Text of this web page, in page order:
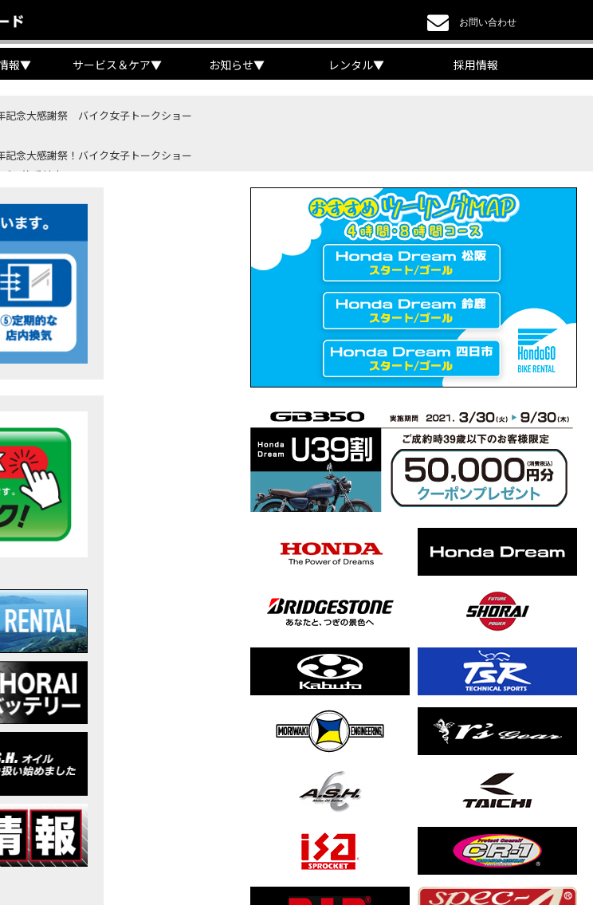
お問い合わせ
報▼ サービス＆ケア▼ お知らせ▼ レンタル▼ 採用情報
記念大感謝祭 バイク女子トークショー
記念大感謝祭！バイク女子トークショー
予約受付中！
鈍感な私が初めて性能を実感した【三重県】【Honda DREAM】
スTSRを一緒に応援しましょう！
お客様のバイクで体感試走
だと思いますか？【ホンダ バイク】【Honda DREAM】【三重県】
ードレース 第47回大会「TSR応援席プレミアムチケット販売開始！」
させる洗車を教えてもらった【プロの裏ワザ】
Twinは女性ライダーでも快適か？四国ツーリング【X-ADVオーナー目線】
いるバイクに試乗したんだけどなめてました・・【Rebel 1100 S Edition Dual Clutch Transmission】
ビゲーションをスキップ 検索 作成 6 アバターの画像 三重県を巡る女性ライダーの4日間！ポケふた全制覇ツーリング Honda CB1000F
ト］2026MIE BIKE FES開催 情報2
ト］2026MIE BIKE FES開催 情報１
実施中！
］2026MIE BIKE FES開催
怖くて乗れなかったあの憧れバイク、ついに乗ります！
三重県ツーリング！梅本まどかさん、MIISAさんと一日笑った【ポケふた】Honda
梅本まどかさんと三重県ツーリング満喫しました！ポケふた探し第1弾【モトブログ】
企画】のご紹介！！
ーリングイベントに参戦したのだが・・
ングした素直なレビュー【モトブログ】Honda CB
してさらなる原因が判明し、修理代が膨れ上がった結果
！
バイクから異音が。レッカーされる事態になりました…
りも最適！ADVが20台でツーリングしました｜Honda ADV160
切なツーリングでやらかしてしまった…
しで走った結果がヤバかった
〇〇〇円で行けちゃった
CT125で女子ツーリング 最高！Honda Super Cub(JA59)